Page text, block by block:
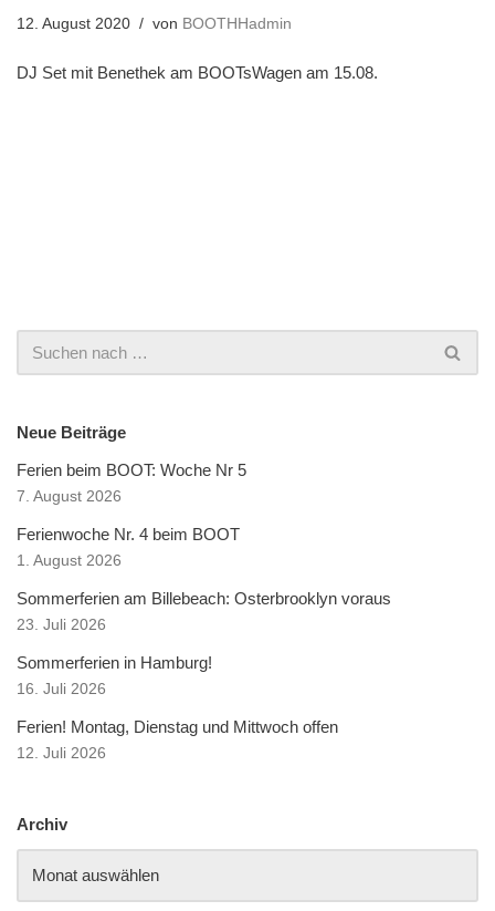
12. August 2020 von BOOTHHadmin
DJ Set mit Benethek am BOOTsWagen am 15.08.
Neue Beiträge
Ferien beim BOOT: Woche Nr 5
7. August 2026
Ferienwoche Nr. 4 beim BOOT
1. August 2026
Sommerferien am Billebeach: Osterbrooklyn voraus
23. Juli 2026
Sommerferien in Hamburg!
16. Juli 2026
Ferien! Montag, Dienstag und Mittwoch offen
12. Juli 2026
Archiv